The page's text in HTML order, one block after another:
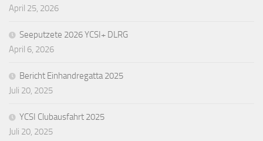
April 25, 2026
Seeputzete 2026 YCSI+ DLRG
April 6, 2026
Bericht Einhandregatta 2025
Juli 20, 2025
YCSI Clubausfahrt 2025
Juli 20, 2025